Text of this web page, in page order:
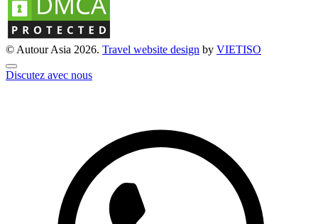
© Autour Asia 2026. Travel website design by VIETISO
Discutez avec nous